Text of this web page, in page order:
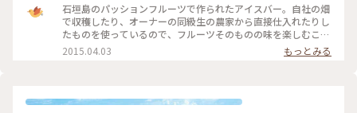
石垣島のパッションフルーツで作られたアイスバー。自社の畑
で収穫したり、オーナーの同級生の農家から直接仕入れたりし
たものを使っているので、フルーツそのものの味を楽しむこと
ができます。 #石垣島 #フルーツ
2015.04.03 もっとみる